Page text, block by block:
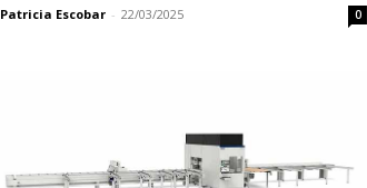
Patricia Escobar - 22/03/2025 0